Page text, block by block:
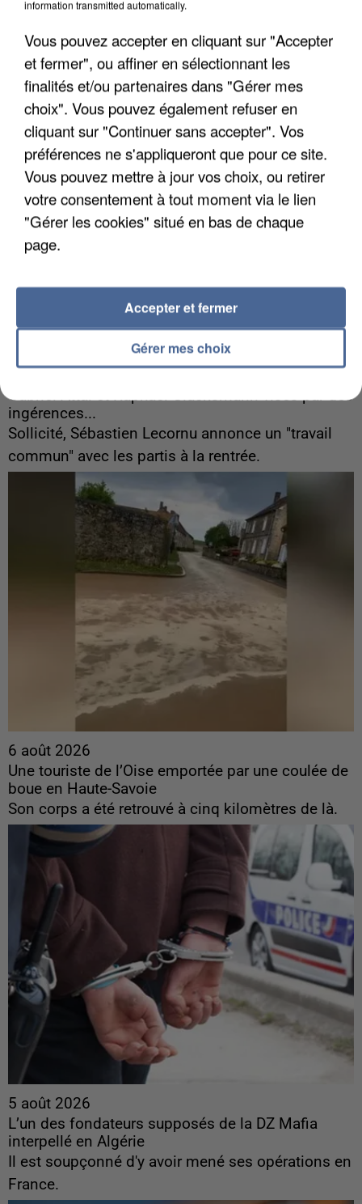
Algérie
Un cofondateur du réseau avait été interpellé
quelques jours plus tôt.
Gabriel Attal et Raphaël Glucksmann visés par des
ingérences...
Sollicité, Sébastien Lecornu annonce un "travail
commun" avec les partis à la rentrée.
6 août 2026
Une touriste de l’Oise emportée par une coulée de
boue en Haute-Savoie
Son corps a été retrouvé à cinq kilomètres de là.
5 août 2026
L’un des fondateurs supposés de la DZ Mafia
interpellé en Algérie
Il est soupçonné d'y avoir mené ses opérations en
France.
information transmitted automatically.
Vous pouvez accepter en cliquant sur "Accepter
et fermer", ou affiner en sélectionnant les
finalités et/ou partenaires dans "Gérer mes
choix". Vous pouvez également refuser en
cliquant sur "Continuer sans accepter". Vos
préférences ne s'appliqueront que pour ce site.
Vous pouvez mettre à jour vos choix, ou retirer
votre consentement à tout moment via le lien
"Gérer les cookies" situé en bas de chaque
page.
Gérer mes choix
Accepter et fermer